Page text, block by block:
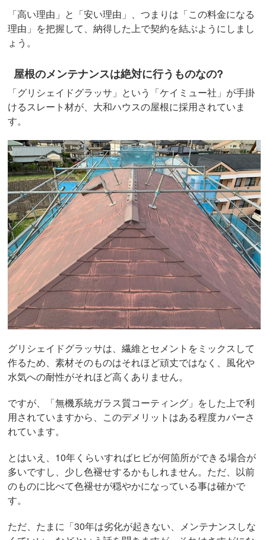
「高い理由」と「安い理由」、つまりは「この料金になる
理由」を把握して、納得した上で契約を結ぶようにしまし
ょう。
屋根のメンテナンスは絶対に行うものなの?
「グリシェイドグラッサ」という「ケイミュー社」が手掛
けるスレート材が、大和ハウスの屋根に採用されていま
す。
グリシェイドグラッサは、繊維とセメントをミックスして
作るため、素材そのものはそれほど頑丈ではなく、風化や
水気への耐性がそれほど高くありません。
ですが、「無機系統ガラス質コーティング」をした上で利
用されていますから、このデメリットはある程度カバーさ
れています。
とはいえ、10年くらいすればヒビが何箇所ができる場合が
多いですし、少し色褪せするかもしれません。ただ、以前
のものに比べて色褪せが穏やかになっている事は確かで
す。
ただ、たまに「30年は劣化が起きない、メンテナンスしな